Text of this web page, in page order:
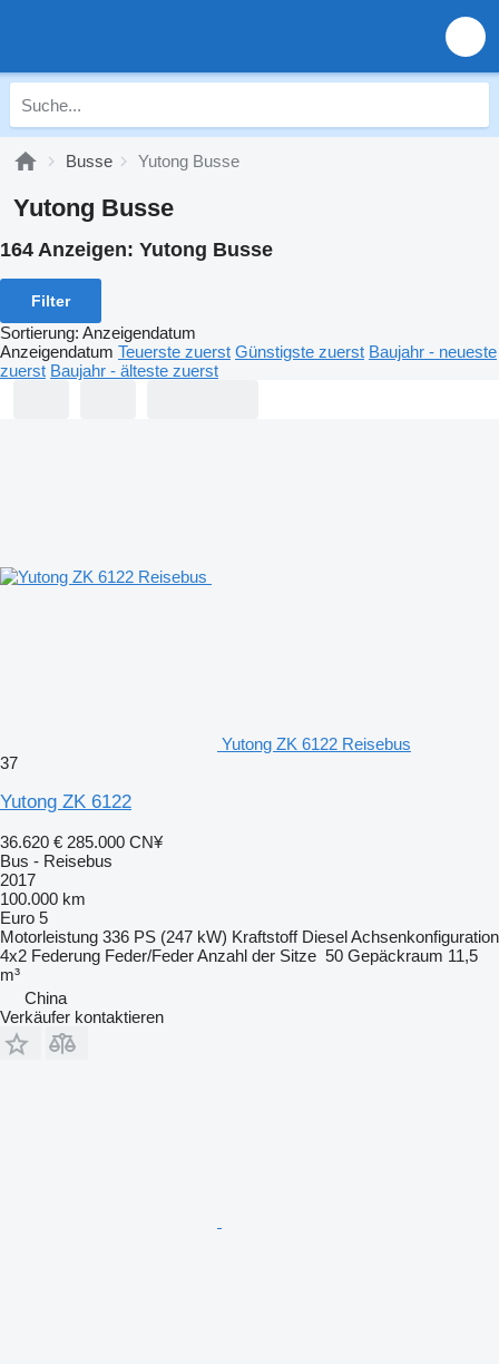
Busse Yutong Busse
Yutong Busse
164 Anzeigen: Yutong Busse
Filter
Sortierung: Anzeigendatum
Anzeigendatum Teuerste zuerst Günstigste zuerst Baujahr - neueste
zuerst Baujahr - älteste zuerst
Yutong ZK 6122 Reisebus
37
Yutong ZK 6122
36.620 € 285.000 CN¥
Bus - Reisebus
2017
100.000 km
Euro 5
Motorleistung 336 PS (247 kW) Kraftstoff DieselAchsenkonfiguration
4x2 Federung Feder/FederAnzahl der Sitze 50 Gepäckraum 11,5
m³
China
Verkäufer kontaktieren